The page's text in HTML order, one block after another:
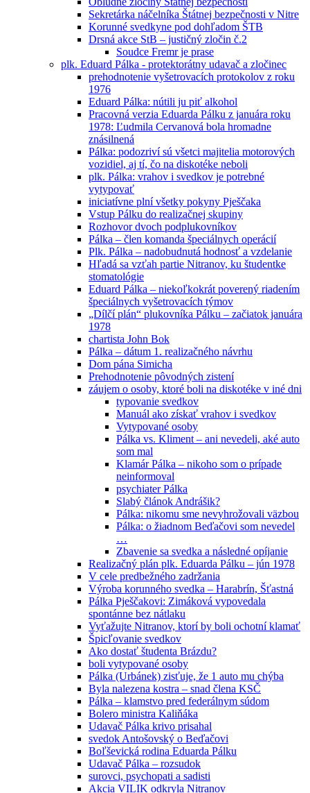
Sekretárka náčelníka Štátnej bezpečnosti v Nitre
Korunné svedkyne pod dohľadom ŠTB
Drsná akce StB – justičný zločin č.2
Soudce Fremr je prase
plk. Eduard Pálka - protektorátny udavač a zločinec
prehodnotenie vyšetrovacích protokolov z roku
1976
Eduard Pálka: nútili ju piť alkohol
Pracovná verzia Eduarda Pálku z januára roku
1978: Ľudmila Cervanová bola hromadne
znásilnená
Pálka: podozriví sú všetci majitelia motorových
vozidiel, aj tí, čo na diskotéke neboli
plk. Pálka: vrahov i svedkov je potrebné
vytypovať
iniciatívne plní všetky pokyny Pješčaka
Vstup Pálku do realizačnej skupiny
Rozhovor dvoch podplukovníkov
Pálka – člen komanda špeciálnych operácií
Plk. Pálka – nadobudnutá hodnosť a vzdelanie
Hľadá sa vzťah partie Nitranov, ku študentke
stomatológie
Eduard Pálka – niekoľkokrát poverený riadením
špeciálnych vyšetrovacích týmov
„Dílčí plán“ plukovníka Pálku – začiatok januára
1978
chartista John Bok
Pálka – dátum 1. realizačného návrhu
Dom pána Simicha
Prehodnotenie pôvodných zistení
záujem o osoby, ktoré boli na diskotéke v iné dni
typovanie svedkov
Manuál ako získať vrahov i svedkov
Vytypované osoby
Pálka vs. Kliment – ani nevedeli, aké auto
som mal
Klamár Pálka – nikoho som o prípade
neinformoval
psychiater Pálka
Slabý článok Andrášik?
Pálka: nikomu sme nevyhrožovali väzbou
Pálka: o žiadnom Beďačovi som nevedel
…
Zbavenie sa svedka a následné opíjanie
Realizačný plán plk. Eduarda Pálku – jún 1978
V cele predbežného zadržania
Výroba korunného svedka – Harabrín, Šťastná
Pálka Pješčakovi: Zimáková vypovedala
spontánne bez nátlaku
Vyťažujte Nitranov, ktorí by boli ochotní klamať
Špicľovanie svedkov
Ako dostať študenta Brázdu?
boli vytypované osoby
Pálka (Urbánek) zisťuje, že 1 auto mu chýba
Byla nalezena kostra – snad člena KSČ
Pálka – klamstvo pred federálnym súdom
Bolero ministra Kaliňáka
Udavač Pálka krivo prisahal
svedok Antošovský o Beďačovi
Boľševická rodina Eduarda Pálku
Udavač Pálka – rozsudok
surovci, psychopati a sadisti
Akcia VILIK odkryla Nitranov